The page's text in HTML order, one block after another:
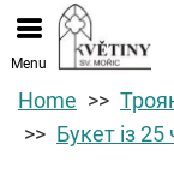
Menu
Home
Букет із